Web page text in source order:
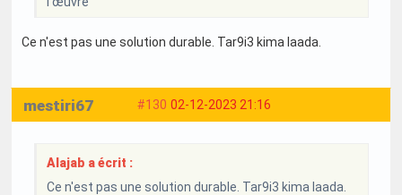
Ce n'est pas une solution durable. Tar9i3 kima laada.
#130 02-12-2023 21:16
mestiri67
Alajab a écrit :
Ce n'est pas une solution durable. Tar9i3 kima laada.